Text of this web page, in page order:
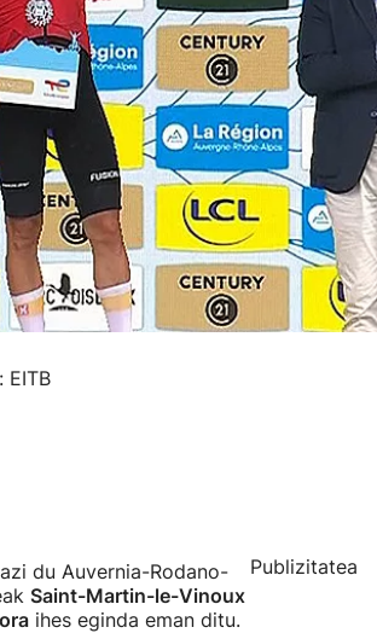
EITB
du Auvernia-Rodano-
Saint-Martin-le-Vinoux
ihes eginda eman ditu.
Publizitatea